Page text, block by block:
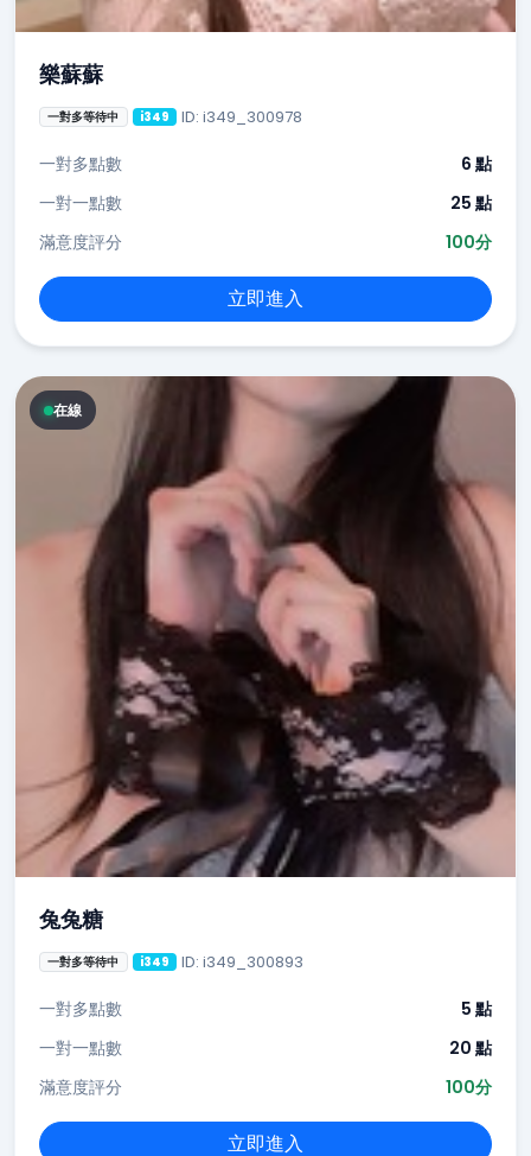
樂蘇蘇
一對多等待中 i349 ID: i349_300978
一對多點數
6 點
一對一點數
25 點
滿意度評分
100分
立即進入
在線
兔兔糖
一對多等待中 i349 ID: i349_300893
一對多點數
5 點
一對一點數
20 點
滿意度評分
100分
立即進入